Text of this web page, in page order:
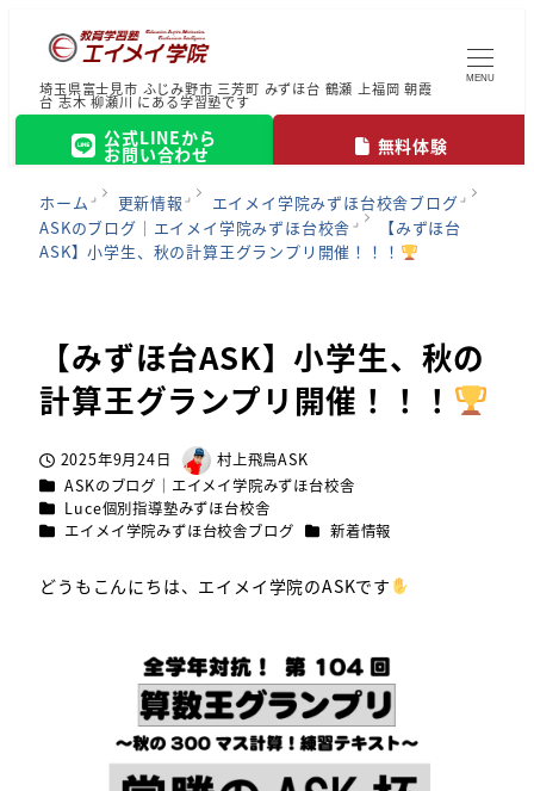
埼玉県富士見市 ふじみ野市 三芳町 みずほ台 鶴瀬 上福岡 朝霞
台 志木 柳瀬川 にある学習塾です
公式LINEから
お問い合わせ 無料体験
MENU
ホーム 更新情報
エイメイ学院みずほ台校舎ブログ
ASKのブログ｜エイメイ学院みずほ台校舎
【みずほ台
ASK】小学生、秋の計算王グランプリ開催！！！
【みずほ台ASK】小学生、秋の
計算王グランプリ開催！！！
投稿日2025年9月24日
著
者
村上飛鳥ASK
カテゴリー
ASKのブログ｜エイメイ学院みずほ台校舎
カテゴリー
Luce個別指導塾みずほ台校舎
カテゴリー
エイメイ学院みずほ台校舎ブログ カテゴリー
新着情報
どうもこんにちは、エイメイ学院のASKです